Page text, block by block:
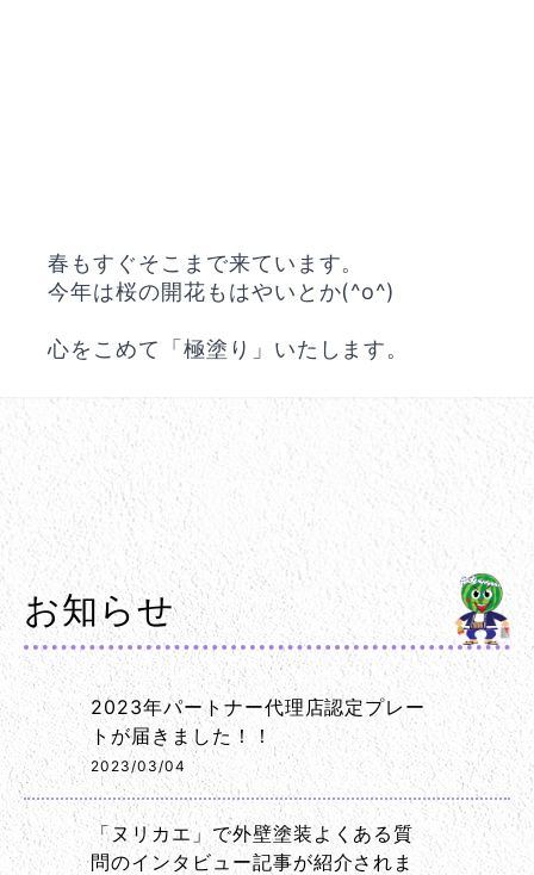
春もすぐそこまで来ています。
今年は桜の開花もはやいとか(^o^)
心をこめて「極塗り」いたします。
お知らせ
2023年パートナー代理店認定プレー
トが届きました！！
2023/03/04
「ヌリカエ」で外壁塗装よくある質
問のインタビュー記事が紹介されま